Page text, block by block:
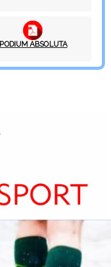
PODIUM ABSOLUTA